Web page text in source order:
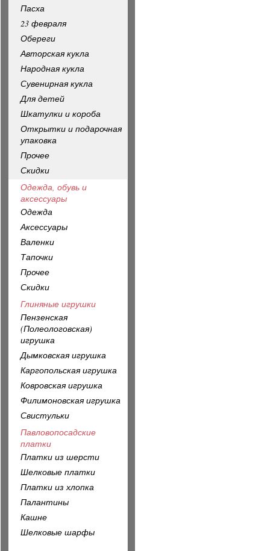
Пасха
23 февраля
Обереги
Авторская кукла
Народная кукла
Сувенирная кукла
Для детей
Шкатулки и короба
Открытки и подарочная
упаковка
Прочее
Скидки
Одежда, обувь и
аксессуары
Одежда
Аксессуары
Валенки
Тапочки
Прочее
Скидки
Глиняные игрушки
Пензенская
(Полеологовская)
игрушка
Дымковская игрушка
Каргопольская игрушка
Ковровская игрушка
Филимоновская игрушка
Свистульки
Павловопосадские
платки
Платки из шерсти
Шелковые платки
Платки из хлопка
Палантины
Кашне
Шелковые шарфы